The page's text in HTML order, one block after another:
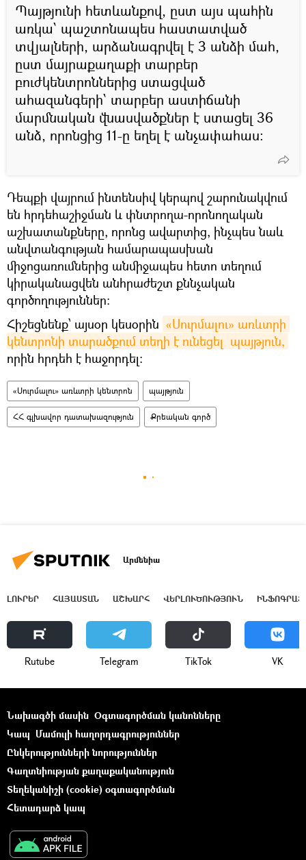
Պայթյունի հետևանքով, ըստ այս պահին
առկա՝ պաշտոնապես հաստատված
տվյալների, արձանագրվել է 3 անձի մահ,
ըստ մայրաքաղաքի տարբեր
բուժկենտրոններից ստացված
ահազանգերի՝ տարբեր աստիճանի
մարմնական վնասվածքներ է ստացել 36
անձ, որոնցից 11-ը եղել է անչափահաս։
Դեպքի վայրում ինտենսիվ կերպով շարունակվում
են հրդեհաշիջման և փնտրողա-որոնողական
աշխատանքները, որոնց ավարտից, ինչպես նաև
անվտանգության համարապասխան
միջոցառումներից անմիջապես հետո տեղում
կիրականացվեն անհրաժեշտ քննչական
գործողություններ։
Հիշեցնենք՝ այսօր կեսօրին «Սուրմալու» առևտրի
կենտրոնի տարածքում տեղի է ունեցել  պայթյուն,
որին հրդեհ է հաջորդել։
«Սուրմալու» առևտրի կենտրոն պայթյուն
ՀՀ գլխավոր դատախազություն Քրեական գործ
Արմենիա
ԼՈՒՐԵՐ ՀԱՅԱՍՏԱՆ ԱՇԽԱՐՀ ՎԵՐԼՈՒԾՈՒԹՅՈՒՆ
Rutube Telegram ТikТоk VK
Նախագծի մասին Օգտագործման կանոնները
Կապ Մամուլի հաղորդագրություններ
Ընկերությունների նորություններ
Գաղտնիության քաղաքականություն
Տեղեկանիշի (cookie) օգտագործման
Հետադարձ կապ